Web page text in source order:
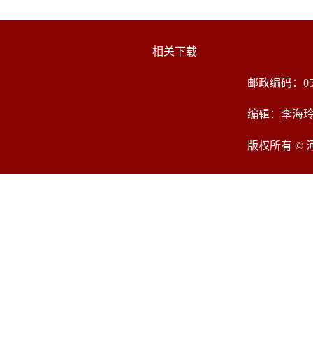
相关下载
邮政编码：
编辑：李海
版权所有 ©